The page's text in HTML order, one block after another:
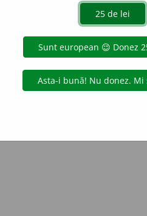
mari, late, și cu flori
Copyright © 2004-2026 dexonline
de pe acest site, inclusiv prin orice
prealabil scris, cu excepția seturilor de